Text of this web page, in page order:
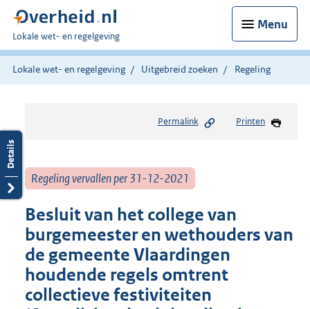
Menu
U
bent
hier:
Lokale wet- en regelgeving
Lokale wet- en regelgeving Uitgebreid zoeken Regeling
Permalink Printen
Regeling vervallen per 31-12-2021
Besluit van het college van
burgemeester en wethouders van
de gemeente Vlaardingen
houdende regels omtrent
collectieve festiviteiten